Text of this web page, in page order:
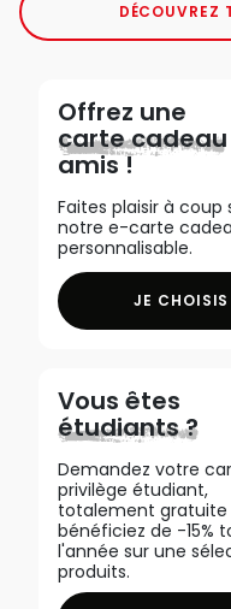
DÉCOUVREZ
Offrez une
carte cadeau
amis !
Faites plaisir à coup
notre e-carte
personnalisable.
JE CHOISIS
Vous êtes
étudiants ?
Demandez votre
privilège étudiant,
totalement gratuite
bénéficiez de -15%
l'année sur une
produits.